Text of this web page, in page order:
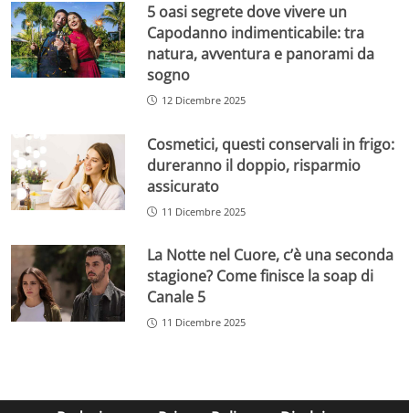
5 oasi segrete dove vivere un
Capodanno indimenticabile: tra
natura, avventura e panorami da
sogno
12 Dicembre 2025
Cosmetici, questi conservali in frigo:
dureranno il doppio, risparmio
assicurato
11 Dicembre 2025
La Notte nel Cuore, c’è una seconda
stagione? Come finisce la soap di
Canale 5
11 Dicembre 2025